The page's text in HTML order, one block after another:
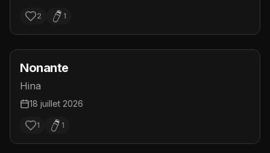
2 1
Nonante
Hina
18 juillet 2026
1 1